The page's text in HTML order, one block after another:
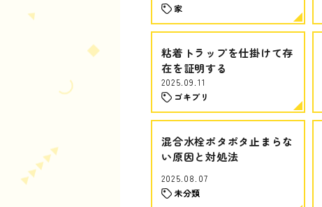
家
粘着トラップを仕掛けて存
在を証明する
2025.09.11
ゴキブリ
混合水栓ポタポタ止まらな
い原因と対処法
2025.08.07
未分類